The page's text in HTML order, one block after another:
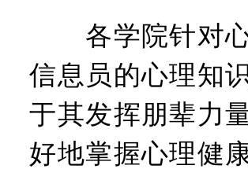
各学院针对心
信息员的心理知
于其发挥朋辈力
好地掌握心理健